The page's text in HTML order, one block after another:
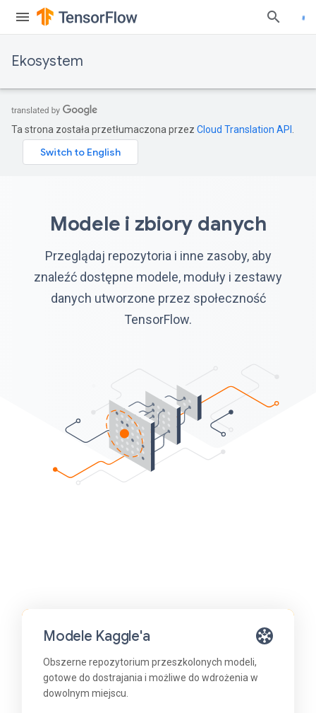
Ekosystem
Ta strona została przetłumaczona przez Cloud Translation API
Modele i zbiory danych
Przeglądaj repozytoria i inne zasoby, aby
znaleźć dostępne modele, moduły i zestawy
danych utworzone przez społeczność
TensorFlow.
Modele Kaggle'a
Obszerne repozytorium przeszkolonych modeli,
gotowe do dostrajania i możliwe do wdrożenia w
dowolnym miejscu.